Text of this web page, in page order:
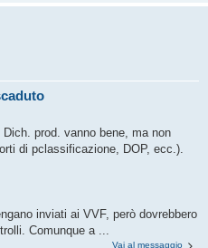
prod. vanno bene, ma non
di pclassificazione, DOP, ecc.).
inviati ai VVF, però dovrebbero
Comunque a ...
Vai al messaggio